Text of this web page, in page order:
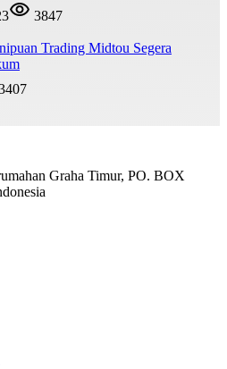
3847
Trading Midtou Segera
Graha Timur, PO. BOX